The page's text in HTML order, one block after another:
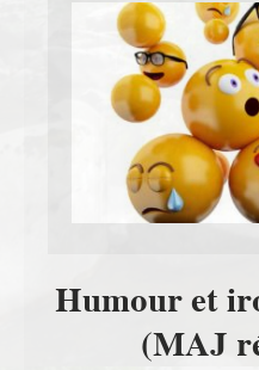
Humour et
(MAJ